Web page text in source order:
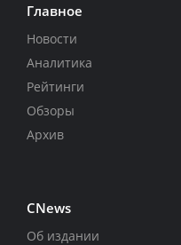
Главное
Новости
Аналитика
Рейтинги
Обзоры
Архив
CNews
Об издании